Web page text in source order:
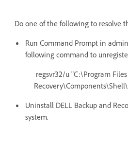
Do one of the following to resolve
Run Command Prompt in
following command to
regsvr32/u "C:\Program
Uninstall DELL Backup and
system.